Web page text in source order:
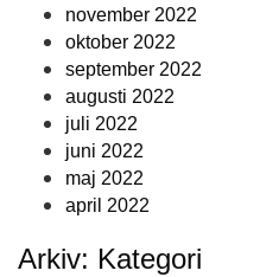
november 2022
oktober 2022
september 2022
augusti 2022
juli 2022
juni 2022
maj 2022
april 2022
Arkiv: Kategori